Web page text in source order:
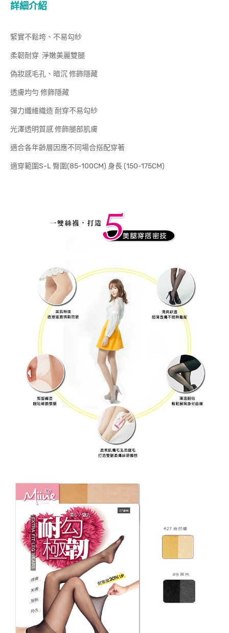
詳細介紹
緊實不鬆垮、不易勾紗
柔韌耐穿 淨嫩美麗雙腿
偽妝感毛孔、暗沉 修飾隱藏
透膚均勻 修飾隱藏
彈力纖維織造 耐穿不易勾紗
光澤透明質感 修飾腿部肌膚
適合各年齡層因應不同場合搭配穿著
適穿範圍S-L 臀圍(85-100CM) 身長 (150-175CM)